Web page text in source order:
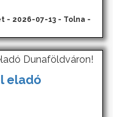
- 2026-07-13 - Tolna -
eladó